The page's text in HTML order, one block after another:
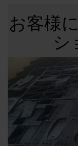
お客様
シ